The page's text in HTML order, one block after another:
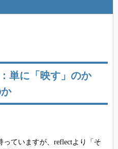
単に「映す」のか
ていますが、reflectより「そ